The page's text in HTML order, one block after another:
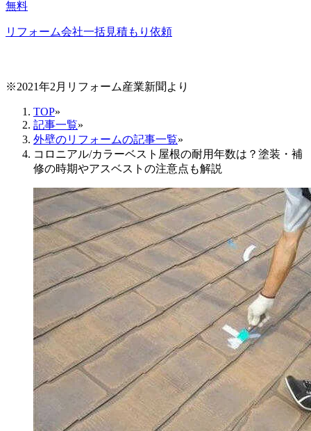
無料
リフォーム会社一括見積もり依頼
※2021年2月リフォーム産業新聞より
TOP»
記事一覧»
外壁のリフォームの記事一覧»
コロニアル/カラーベスト屋根の耐用年数は？塗装・補
修の時期やアスベストの注意点も解説